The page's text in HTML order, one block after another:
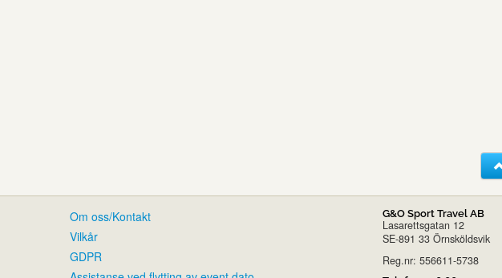
Om oss/Kontakt
Vilkår
GDPR
G&O Sport Travel AB
Lasarettsgatan 12
SE-891 33 Örnsköldsvik
Reg.nr: 556611-5738